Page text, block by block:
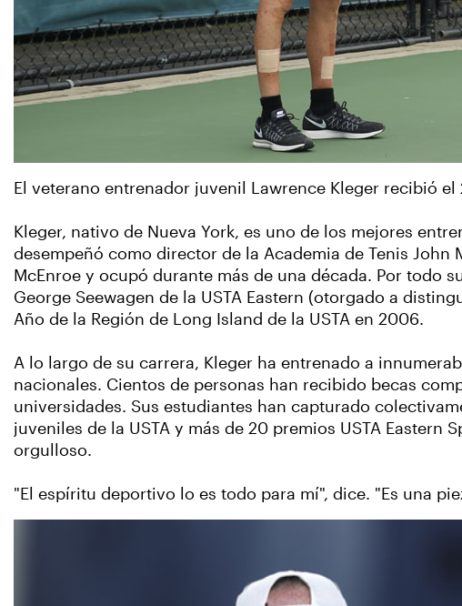
El veterano entrenador juvenil Lawrence Kleger recibió
Kleger, nativo de Nueva York, es uno de los mejores
desempeñó como director de la Academia de Tenis John
McEnroe y ocupó durante más de una década. Por todo
George Seewagen de la USTA Eastern (otorgado a
Año de la Región de Long Island de la USTA en 2006.
A lo largo de su carrera, Kleger ha entrenado a
nacionales. Cientos de personas han recibido becas
universidades. Sus estudiantes han capturado
juveniles de la USTA y más de 20 premios USTA Eastern
orgulloso.
"El espíritu deportivo lo es todo para mí", dice. "Es una